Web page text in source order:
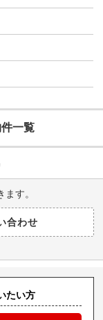
一覧
す。
たい方